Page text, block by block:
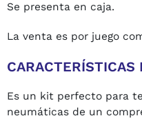
Se presenta en caja.
La venta es por juego
CARACTERÍSTICAS
Es un kit perfecto para
neumáticas de un